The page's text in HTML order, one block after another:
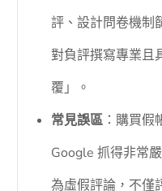
評、設計問卷機制
對負評撰寫專業且
覆」。
常見誤區 ：購買
Google 抓得非常
為虛假評論，不僅